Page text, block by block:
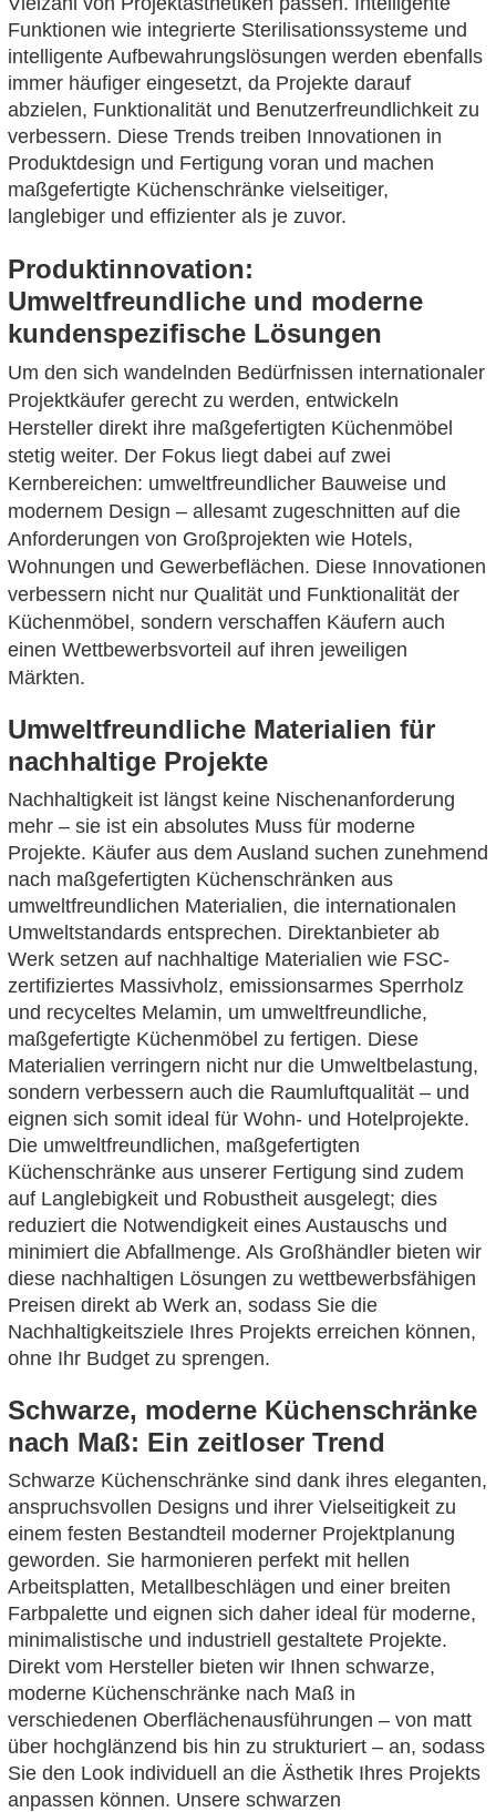
Funktionen wie integrierte Sterilisationssysteme und
intelligente Aufbewahrungslösungen werden ebenfalls
immer häufiger eingesetzt, da Projekte darauf
abzielen, Funktionalität und Benutzerfreundlichkeit zu
verbessern. Diese Trends treiben Innovationen in
Produktdesign und Fertigung voran und machen
maßgefertigte Küchenschränke vielseitiger,
langlebiger und effizienter als je zuvor.
Produktinnovation:
Umweltfreundliche und moderne
kundenspezifische Lösungen
Um den sich wandelnden Bedürfnissen internationaler
Projektkäufer gerecht zu werden, entwickeln
Hersteller direkt ihre maßgefertigten Küchenmöbel
stetig weiter. Der Fokus liegt dabei auf zwei
Kernbereichen: umweltfreundlicher Bauweise und
modernem Design – allesamt zugeschnitten auf die
Anforderungen von Großprojekten wie Hotels,
Wohnungen und Gewerbeflächen. Diese Innovationen
verbessern nicht nur Qualität und Funktionalität der
Küchenmöbel, sondern verschaffen Käufern auch
einen Wettbewerbsvorteil auf ihren jeweiligen
Märkten.
Umweltfreundliche Materialien für
nachhaltige Projekte
Nachhaltigkeit ist längst keine Nischenanforderung
mehr – sie ist ein absolutes Muss für moderne
Projekte. Käufer aus dem Ausland suchen zunehmend
nach maßgefertigten Küchenschränken aus
umweltfreundlichen Materialien, die internationalen
Umweltstandards entsprechen. Direktanbieter ab
Werk setzen auf nachhaltige Materialien wie FSC-
zertifiziertes Massivholz, emissionsarmes Sperrholz
und recyceltes Melamin, um umweltfreundliche,
maßgefertigte Küchenmöbel zu fertigen. Diese
Materialien verringern nicht nur die Umweltbelastung,
sondern verbessern auch die Raumluftqualität – und
eignen sich somit ideal für Wohn- und Hotelprojekte.
Die umweltfreundlichen, maßgefertigten
Küchenschränke aus unserer Fertigung sind zudem
auf Langlebigkeit und Robustheit ausgelegt; dies
reduziert die Notwendigkeit eines Austauschs und
minimiert die Abfallmenge. Als Großhändler bieten wir
diese nachhaltigen Lösungen zu wettbewerbsfähigen
Preisen direkt ab Werk an, sodass Sie die
Nachhaltigkeitsziele Ihres Projekts erreichen können,
ohne Ihr Budget zu sprengen.
Schwarze, moderne Küchenschränke
nach Maß: Ein zeitloser Trend
Schwarze Küchenschränke sind dank ihres eleganten,
anspruchsvollen Designs und ihrer Vielseitigkeit zu
einem festen Bestandteil moderner Projektplanung
geworden. Sie harmonieren perfekt mit hellen
Arbeitsplatten, Metallbeschlägen und einer breiten
Farbpalette und eignen sich daher ideal für moderne,
minimalistische und industriell gestaltete Projekte.
Direkt vom Hersteller bieten wir Ihnen schwarze,
moderne Küchenschränke nach Maß in
verschiedenen Oberflächenausführungen – von matt
über hochglänzend bis hin zu strukturiert – an, sodass
Sie den Look individuell an die Ästhetik Ihres Projekts
anpassen können. Unsere schwarzen